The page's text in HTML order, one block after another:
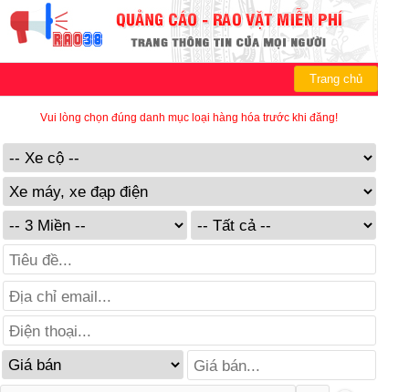
Trang chủ
Vui lòng chọn đúng danh mục loại hàng hóa trước khi đăng!